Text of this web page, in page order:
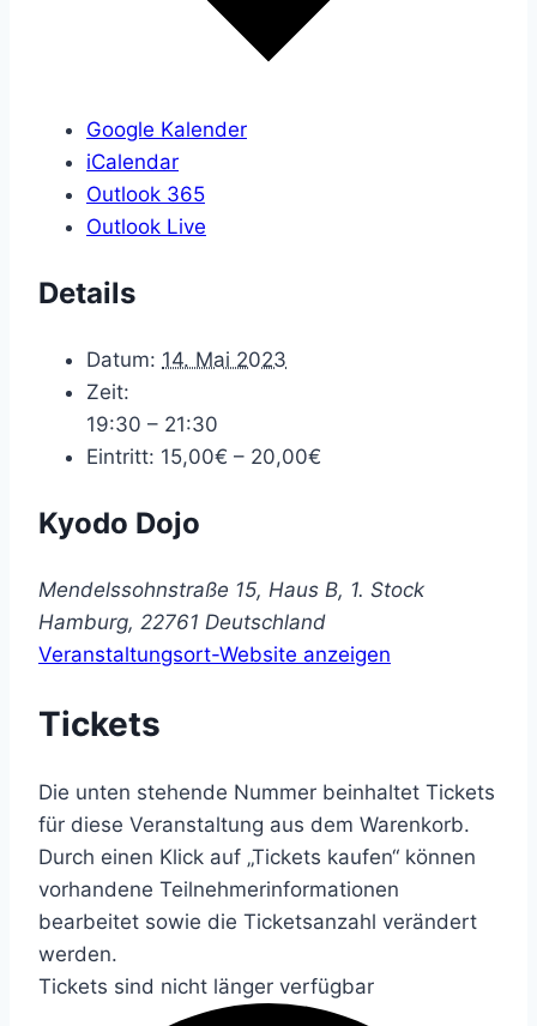
Google Kalender
iCalendar
Outlook 365
Outlook Live
Details
Datum: 14. Mai 2023
Zeit:
19:30 – 21:30
Eintritt: 15,00€ – 20,00€
Kyodo Dojo
Mendelssohnstraße 15, Haus B, 1. Stock
Hamburg, 22761 Deutschland
Veranstaltungsort-Website anzeigen
Tickets
Die unten stehende Nummer beinhaltet Tickets
für diese Veranstaltung aus dem Warenkorb.
Durch einen Klick auf „Tickets kaufen“ können
vorhandene Teilnehmerinformationen
bearbeitet sowie die Ticketsanzahl verändert
werden.
Tickets sind nicht länger verfügbar